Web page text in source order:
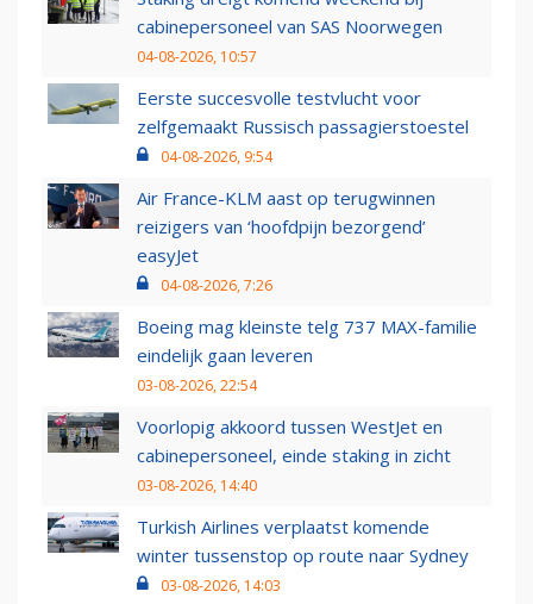
cabinepersoneel van SAS Noorwegen
04-08-2026, 10:57
Eerste succesvolle testvlucht voor
zelfgemaakt Russisch passagierstoestel
04-08-2026, 9:54
Air France-KLM aast op terugwinnen
reizigers van ‘hoofdpijn bezorgend’
easyJet
04-08-2026, 7:26
Boeing mag kleinste telg 737 MAX-familie
eindelijk gaan leveren
03-08-2026, 22:54
Voorlopig akkoord tussen WestJet en
cabinepersoneel, einde staking in zicht
03-08-2026, 14:40
Turkish Airlines verplaatst komende
winter tussenstop op route naar Sydney
03-08-2026, 14:03